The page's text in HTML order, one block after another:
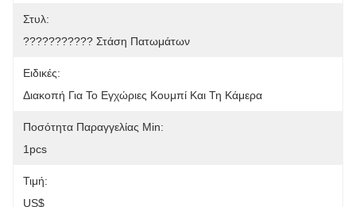
Στυλ:
??????????? Στάση Πατωμάτων
Ειδικές:
Διακοπή Για Το Εγχώριες Κουμπί Και Τη Κάμερα
Ποσότητα Παραγγελίας Min:
1pcs
Τιμή:
US$